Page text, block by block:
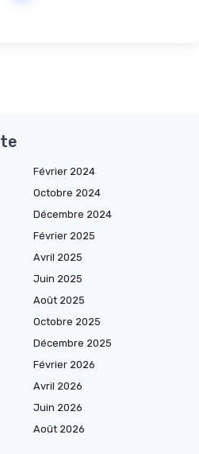
Février 2024
Octobre 2024
Décembre 2024
Février 2025
Avril 2025
Juin 2025
Août 2025
Octobre 2025
Décembre 2025
Février 2026
Avril 2026
Juin 2026
Août 2026